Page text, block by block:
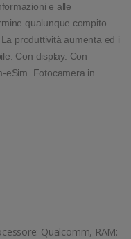
e alle
qualunque compito
produttività aumenta ed i
Con display. Con
eSim. Fotocamera in
Qualcomm, RAM: